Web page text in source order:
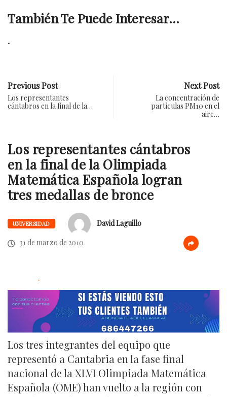
También Te Puede Interesar...
.
Previous Post
Los representantes
cántabros en la final de la…
Next Post
La concentración de
partículas PM10 en el
aire…
Los representantes cántabros
en la final de la Olimpiada
Matemática Española logran
tres medallas de bronce
UNIVERSIDAD
David Laguillo
31 de marzo de 2010
.
Los tres integrantes del equipo que
representó a Cantabria en la fase final
nacional de la XLVI Olimpiada Matemática
Española (OME) han vuelto a la región con